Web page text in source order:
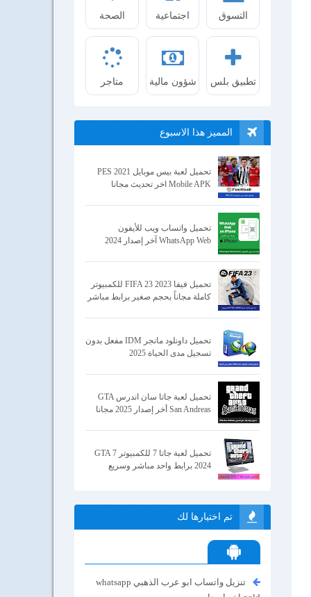
التسوق اجتماعية الصحة
تطبيق بلس شؤون مالية متاجر
المميز هذا الاسبوع
تحميل لعبة بيس موبايل 2021 PES
Mobile APK اخر تحديث مجانا
تحميل واتساب ويب للأيفون
WhatsApp Web آخر إصدار 2024
تحميل فيفا 2023 FIFA 23 للكمبيوتر
كاملة مجاناً بحجم صغير برابط مباشر
تحميل داونلود مانجر IDM مفعل بدون
تسجيل مدى الحياة 2025
تحميل لعبة جاتا سان اندرس GTA
San Andreas أخر إصدار 2025 مجانا
تحميل لعبة جاتا 7 للكمبيوتر GTA 7
2024 برابط واحد مباشر وسريع
تم اختيارها لك
تنزيل واتساب ابو عرب الذهبي whatsapp